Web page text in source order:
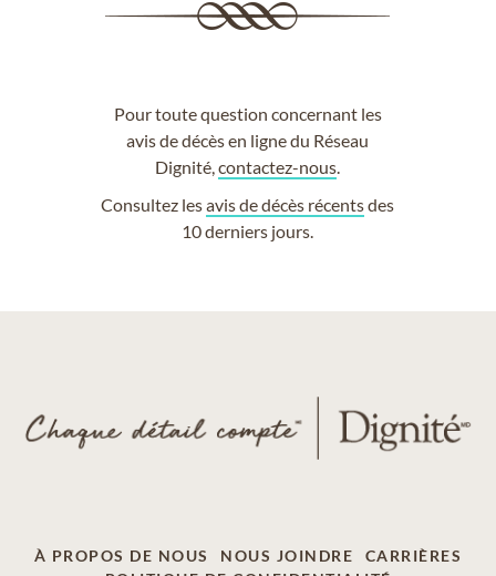
Pour toute question concernant les
avis de décès en ligne du Réseau
Dignité,contactez-nous
Consultez lesavis de décès récentsdes
10 derniers jours.
À PROPOS DE NOUS NOUS JOINDRE
CARRIÈRES